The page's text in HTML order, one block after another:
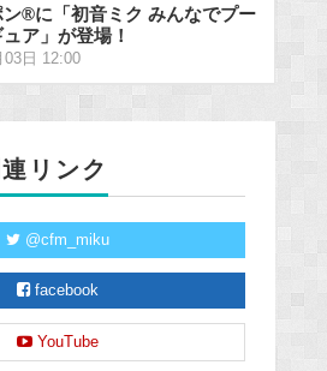
ン®に「初音ミク みんなでプー
ア」が登場！
03日 12:00
リンク
@cfm_miku
facebook
YouTube